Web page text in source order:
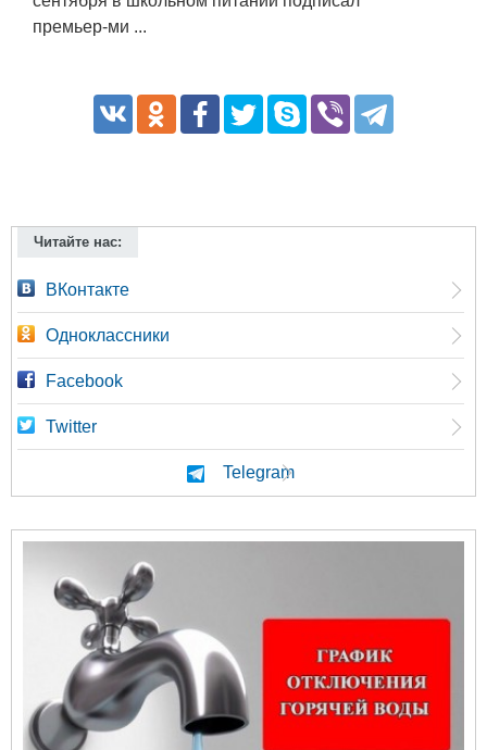
премьер-ми ...
Читайте нас:
ВКонтакте
Одноклассники
Facebook
Twitter
Telegram